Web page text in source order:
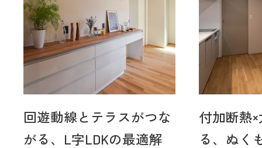
回遊動線とテラスがつな
がる、L字LDKの最適解
付加断熱
る、ぬく